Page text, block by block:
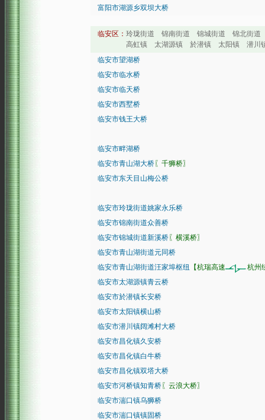
富阳市湖源乡双坝大桥
临安区： 玲珑街道 锦南街道 锦城街道 锦北街道
高虹镇 太湖源镇 於潜镇 太阳镇 潜川镇
临安市望湖桥
临安市临水桥
临安市临天桥
临安市西墅桥
临安市钱王大桥
临安市畔湖桥
临安市青山湖大桥 〖千狮桥〗
临安市东天目山梅公桥
临安市玲珑街道姚家永乐桥
临安市锦南街道众善桥
临安市锦城街道新溪桥 〖横溪桥〗
临安市青山湖街道元同桥
临安市青山湖街道汪家埠枢纽
【杭瑞高速
杭州
临安市太湖源镇青云桥
临安市於潜镇长安桥
临安市太阳镇横山桥
临安市潜川镇阔滩村大桥
临安市昌化镇久安桥
临安市昌化镇白牛桥
临安市昌化镇双塔大桥
临安市河桥镇知青桥 〖云浪大桥〗
临安市湍口镇乌狮桥
临安市湍口镇镇固桥